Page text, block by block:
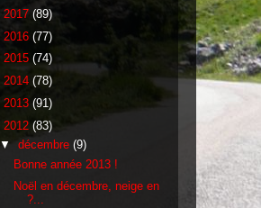
2017 (89)
2016 (77)
2015 (74)
2014 (78)
2013 (91)
2012 (83)
▼ décembre (9)
Bonne année 2013 !
Noël en décembre, neige en
?...